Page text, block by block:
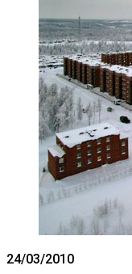
24/03/2010